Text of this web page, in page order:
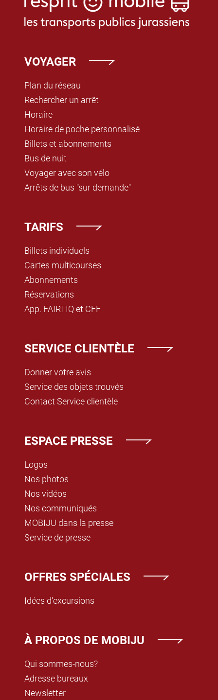
VOYAGER
Plan du réseau
Rechercher un arrêt
Horaire
Horaire de poche personnalisé
Billets et abonnements
Bus de nuit
Voyager avec son vélo
Arrêts de bus "sur demande"
TARIFS
Billets individuels
Cartes multicourses
Abonnements
Réservations
App. FAIRTIQ et CFF
SERVICE CLIENTÈLE
Donner votre avis
Service des objets trouvés
Contact Service clientèle
ESPACE PRESSE
Logos
Nos photos
Nos vidéos
Nos communiqués
MOBIJU dans la presse
Service de presse
OFFRES SPÉCIALES
Idées d'excursions
À PROPOS DE MOBIJU
Qui sommes-nous?
Adresse bureaux
Newsletter